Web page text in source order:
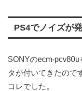
PS4でノイズが
SONYのecm-
タが付いてきたので
コレでした。